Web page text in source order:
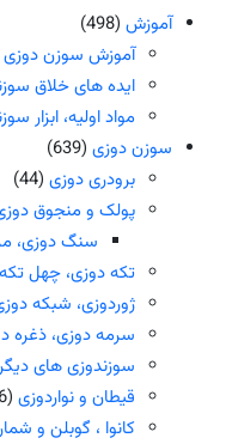
آموزش (498)
آموزش سوزن دوزی
ایده های خلاق
مواد اولیه، ابزار
سوزن دوزی (639)
برودری دوزی (44)
پولک و منجوق
سنگ دوزی،
تکه دوزی، چهل
ژوردوزی، شبکه
سرمه دوزی، ذغره
سوزندوزی های
قیطان و نواردوزی (66)
کانوا ، گوبلن و